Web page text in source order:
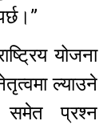
योजना
ल्याउने
समेत प्रश्न